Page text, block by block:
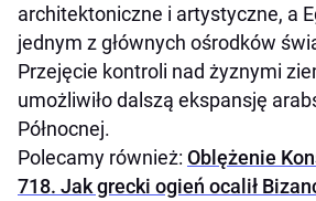
architektoniczne i artystyczne, a
jednym z głównych ośrodków
Przejęcie kontroli nad żyznymi
umożliwiło dalszą ekspansję
Północnej.
Polecamy również: Oblężenie
718. Jak grecki ogień ocalił